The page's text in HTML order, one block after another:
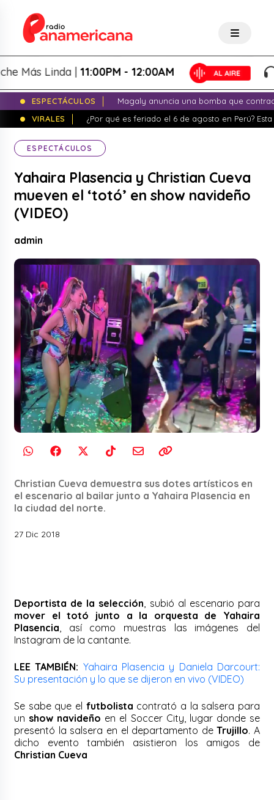
Linda |11:00PM - 12:00AM
ESPECTÁCULOS
Magaly anuncia una bomba que
VIRALES
¿Por qué es feriado el 6 de agosto en Perú?
ESPECTÁCULOS
Yahaira Plasencia y Christian Cueva
mueven el ‘totó’ en show navideño
(VIDEO)
admin
Christian Cueva demuestra sus dotes artísticos en
el escenario al bailar junto a Yahaira Plasencia en
la ciudad del norte.
27 Dic 2018
Deportista de la selección , subió al escenario para
mover el totó junto a la orquesta de Yahaira
Plasencia , así como muestras las imágenes del
Instagram de la cantante.
LEE TAMBIÉN: Yahaira Plasencia y Daniela Darcourt:
Su presentación y lo que se dijeron en vivo (VIDEO)
Se sabe que el futbolista contrató a la salsera para
un show navideño en el Soccer City, lugar donde se
presentó la salsera en el departamento deTrujillo. A
dicho evento también asistieron los amigos de
Christian Cueva